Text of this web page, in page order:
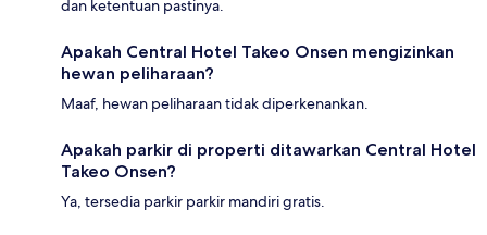
dan ketentuan pastinya.
Apakah Central Hotel Takeo Onsen mengizinkan
hewan peliharaan?
Maaf, hewan peliharaan tidak diperkenankan.
Apakah parkir di properti ditawarkan Central Hotel
Takeo Onsen?
Ya, tersedia parkir parkir mandiri gratis.